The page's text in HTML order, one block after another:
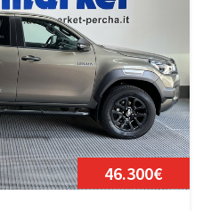
46.300€